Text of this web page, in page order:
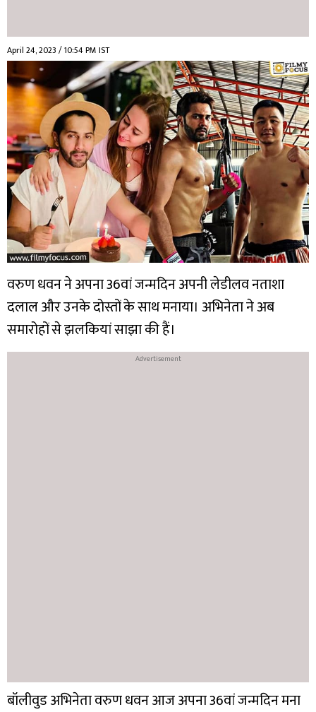
April 24, 2023 / 10:54 PM IST
वरुण धवन ने अपना 36वां जन्मदिन अपनी लेडीलव नताशा
दलाल और उनके दोस्तों के साथ मनाया। अभिनेता ने अब
समारोहों से झलकियां साझा की हैं।
बॉलीवुड अभिनेता वरुण धवन आज अपना 36वां जन्मदिन मना